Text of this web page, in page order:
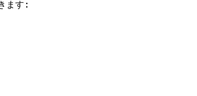
ます: